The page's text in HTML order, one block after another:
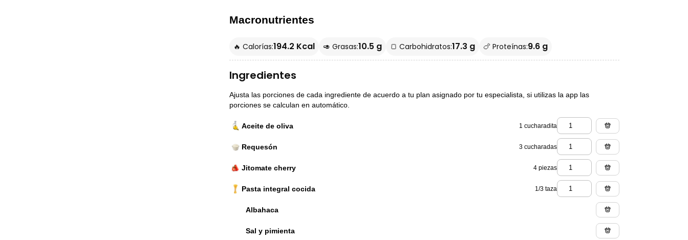
Macronutrientes
🔥 Calorías:194.2 Kcal 🥑 Grasas:10.5 g 🍞 Carbohidratos:17.3 g 🍗 Proteínas:9.6 g
Ingredientes
Ajusta las porciones de cada ingrediente de acuerdo a tu plan asignado por tu especialista, si utilizas la app las
porciones se calculan en automático.
Aceite de oliva 1 cucharadita
Requesón 3 cucharadas
Jitomate cherry 4 piezas
Pasta integral cocida 1/3 taza
Albahaca
Sal y pimienta